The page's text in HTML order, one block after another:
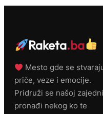
Raketa.ba
Mesto gde se
priče, veze i emocije.
Pridruži se našoj
pronađi nekog ko te